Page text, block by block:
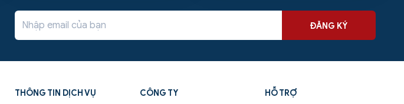
thành. Vậy đơn vị giao hàng toàn quốc uy
tín nào đang được đánh giá cao hiện nay?
ĐĂNG KÝ
THÔNG TIN DỊCH VỤ CÔNG TY HỖ TRỢ